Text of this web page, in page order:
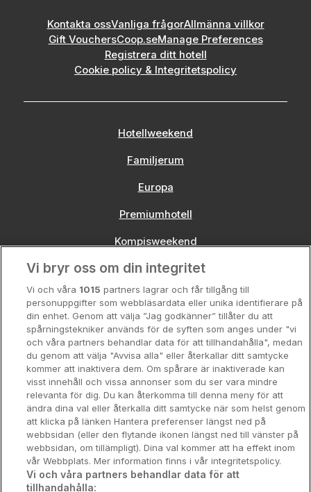
Kontakta ossVanliga frågorAllmänna villkor
Gift VouchersCoop.seManage Preferences
Registrera ditt hotell
Cookie policy & Integritetspolicy
Hotellweekend
Familjerum
Europa
Premiumhotell
Kompisweekend
Storstadsweekend
Hotellrum under 995 kr
Spahotell
Sydsverige
Om Hotellpremien
Nya hotell
Stadsweekend
Vi bryr oss om din integritet
Vi och våra 1015 partners lagrar och får tillgång till
personuppgifter som webbläsardata eller unika identifierare på
din enhet. Genom att välja ”Jag godkänner” tillåter du att
spårningstekniker används för de syften som anges under "vi
och våra partners behandlar data för att tillhandahålla", medan
du genom att välja "Avvisa alla" eller återkallar ditt samtycke
kommer att inaktivera dem. Om spårare är inaktiverade kan
visst innehåll och vissa annonser som du ser vara mindre
relevanta för dig. Du kan återkomma till denna meny för att
ändra dina val eller återkalla ditt samtycke när som helst genom
att klicka på länken Hantera preferenser längst ned på
webbsidan (eller den flytande ikonen längst ned till vänster på
webbsidan, om tillämpligt). Dina val kommer att ha effekt inom
vår Webbplats. Mer information finns i vår integritetspolicy.
Vi och våra partners behandlar data för att
tillhandahålla: